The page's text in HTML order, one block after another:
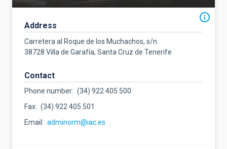
Address
Carretera al Roque de los Muchachos, s/n
38728 Villa de Garafía, Santa Cruz de Tenerife
Contact
Phone number
(34) 922 405 500
Fax
(34) 922 405 501
Email
adminorm@iac.es